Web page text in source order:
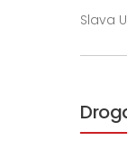
Slava